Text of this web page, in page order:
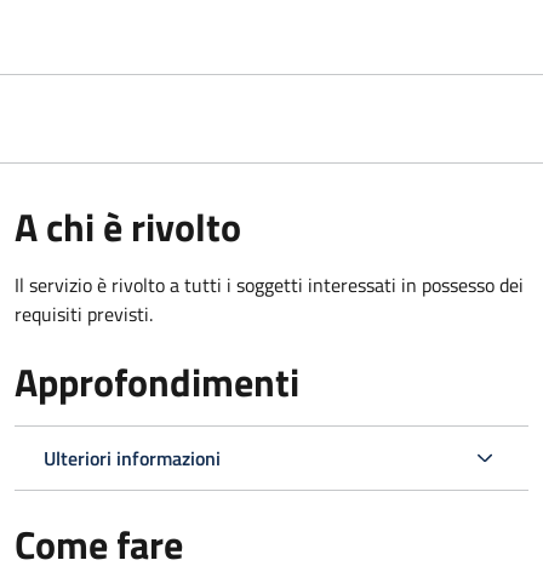
A chi è rivolto
Il servizio è rivolto a tutti i soggetti interessati in possesso dei
requisiti previsti.
Approfondimenti
Ulteriori informazioni
Come fare